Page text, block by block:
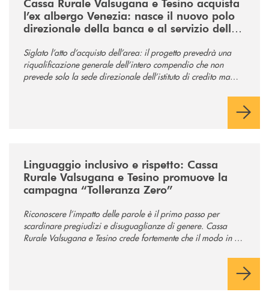
Cassa Rurale Valsugana e Tesino acquista
l’ex albergo Venezia: nasce il nuovo polo
direzionale della banca e al servizio della
Siglato l’atto d’acquisto dell’area: il progetto prevedrà una
riqualificazione generale dell’intero compendio che non
prevede solo la sede direzionale dell’istituto di credito ma
Linguaggio inclusivo e rispetto: Cassa
Rurale Valsugana e Tesino promuove la
campagna “Tolleranza Zero”
Riconoscere l’impatto delle parole è il primo passo per
scardinare pregiudizi e disuguaglianze di genere. Cassa
Rurale Valsugana e Tesino crede fortemente che il modo in cui